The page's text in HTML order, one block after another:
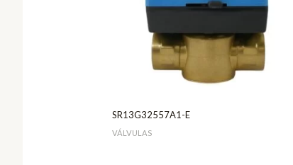
SR13G32557A1-E
VÁLVULAS